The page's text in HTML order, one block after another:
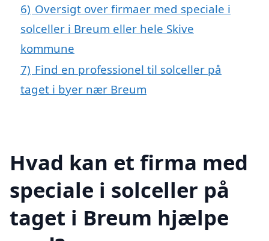
6) Oversigt over firmaer med speciale i
solceller i Breum eller hele Skive
kommune
7) Find en professionel til solceller på
taget i byer nær Breum
Hvad kan et firma med
speciale i solceller på
taget i Breum hjælpe